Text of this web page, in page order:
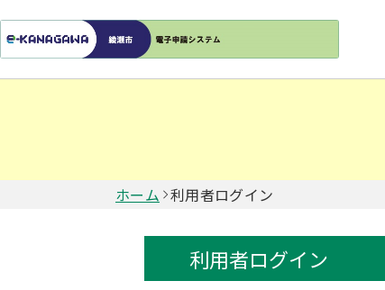
ホーム 利用者ログイン
利用者ログイン